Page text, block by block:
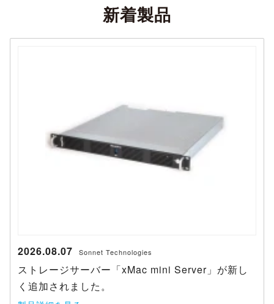
新着製品
2026.08.07 Sonnet Technologies
ストレージサーバー「xMac mini Server」が新し
く追加されました。